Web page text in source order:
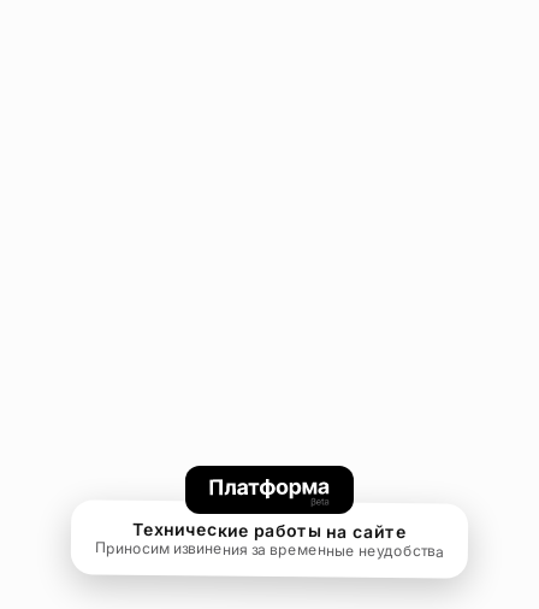
Технические работы на сайте
Приносим извинения за временные неудобства